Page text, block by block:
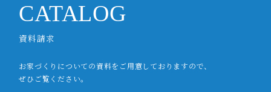
CATALOG
資料請求
お家づくりについての資料をご用意しておりますので、
ぜひご覧ください。